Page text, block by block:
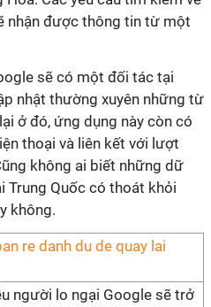
nhận được thông tin từ một
sẽ có một đối tác tại
nhật thường xuyên những từ
ở đó, ứng dụng này còn có
thoại và liên kết với lượt
không ai biết những dữ
Trung Quốc có thoát khỏi
không.
người lo ngại Google sẽ trở